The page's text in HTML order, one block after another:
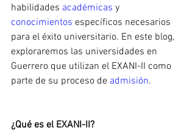
habilidades académicas y
conocimientos específicos necesarios
para el éxito universitario. En este blog,
exploraremos las universidades en
Guerrero que utilizan el EXANI-II como
parte de su proceso de admisión.
¿Qué es el EXANI-II?